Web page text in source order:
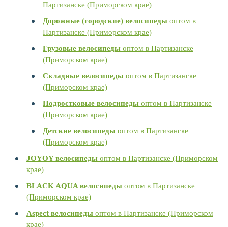
Партизанске (Приморском крае)
Дорожные (городские) велосипеды оптом в
Партизанске (Приморском крае)
Грузовые велосипеды оптом в Партизанске
(Приморском крае)
Складные велосипеды оптом в Партизанске
(Приморском крае)
Подростковые велосипеды оптом в Партизанске
(Приморском крае)
Детские велосипеды оптом в Партизанске
(Приморском крае)
JOYOY велосипеды оптом в Партизанске (Приморском
крае)
BLACK AQUA велосипеды оптом в Партизанске
(Приморском крае)
Aspect велосипеды оптом в Партизанске (Приморском
крае)